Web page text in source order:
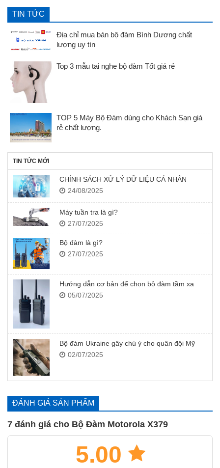
TIN TỨC
Địa chỉ mua bán bộ đàm Bình Dương chất
lượng uy tín
Top 3 mẫu tai nghe bộ đàm Tốt giá rẻ
TOP 5 Máy Bộ Đàm dùng cho Khách Sạn giá
rẻ chất lượng.
TIN TỨC MỚI
CHÍNH SÁCH XỬ LÝ DỮ LIỆU CÁ NHÂN
24/08/2025
Máy tuần tra là gì?
27/07/2025
Bộ đàm là gì?
27/07/2025
Hướng dẫn cơ bản để chọn bộ đàm tầm xa
05/07/2025
Bộ đàm Ukraine gây chú ý cho quân đội Mỹ
02/07/2025
ĐÁNH GIÁ SẢN PHẨM
7 đánh giá cho Bộ Đàm Motorola X379
5.00